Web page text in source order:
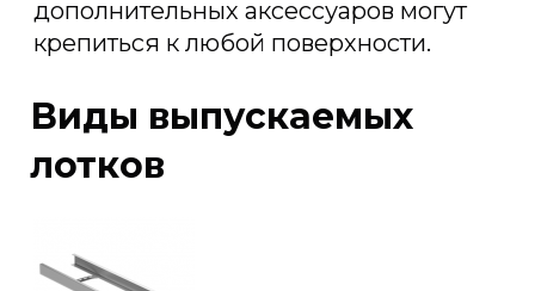
дополнительных аксессуаров могут
крепиться к любой поверхности.
Виды выпускаемых
лотков